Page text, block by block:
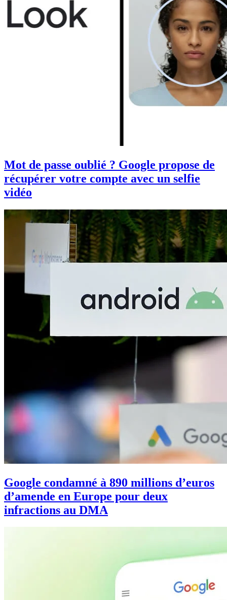
Mot de passe oublié ? Google propose de
récupérer votre compte avec un selfie
vidéo
Google condamné à 890 millions d’euros
d’amende en Europe pour deux
infractions au DMA